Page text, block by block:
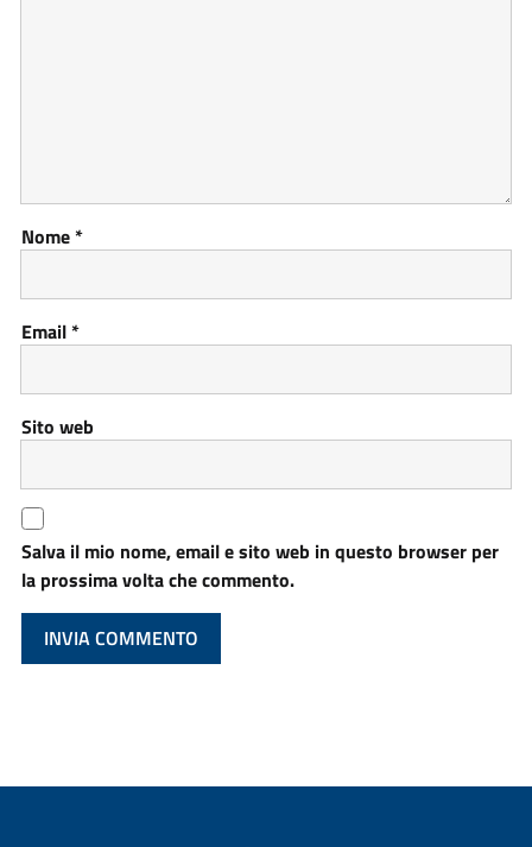
Nome*
Email*
Sito web
Salva il mio nome, email e sito web in questo browser per
la prossima volta che commento.